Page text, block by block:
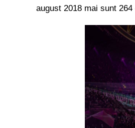
august 2018 mai sunt